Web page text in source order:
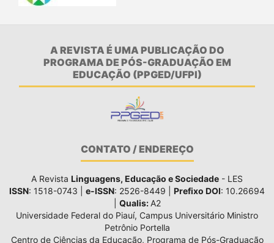
A REVISTA É UMA PUBLICAÇÃO DO
PROGRAMA DE PÓS-GRADUAÇÃO EM
EDUCAÇÃO (PPGED/UFPI)
CONTATO / ENDEREÇO
A Revista Linguagens, Educação e Sociedade - LES
ISSN: 1518-0743 | e-ISSN: 2526-8449 | Prefixo DOI: 10.26694
Qualis: A2
Universidade Federal do Piauí, Campus Universitário Ministro
Petrônio Portella
Centro de Ciências da Educação, Programa de Pós-Graduação